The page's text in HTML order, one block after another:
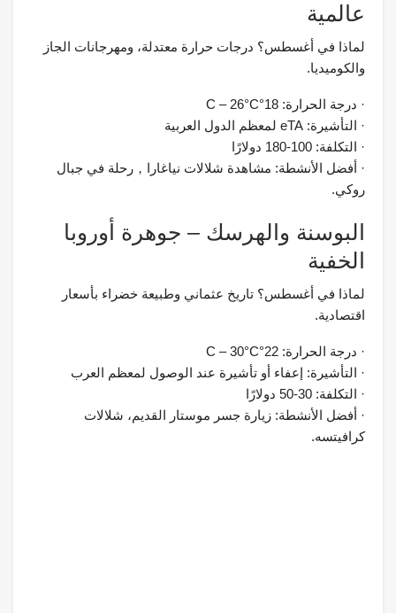
عالمية
لماذا في أغسطس؟ درجات حرارة معتدلة، ومهرجانات الجاز
والكوميديا.
· درجة الحرارة: 18°C – 26°C
· التأشيرة: eTA لمعظم الدول العربية
· التكلفة: 100-180 دولارًا
· أفضل الأنشطة: مشاهدة شلالات نياغارا，رحلة في جبال
روكي.
البوسنة والهرسك – جوهرة أوروبا
الخفية
لماذا في أغسطس؟ تاريخ عثماني وطبيعة خضراء بأسعار
اقتصادية.
· درجة الحرارة: 22°C – 30°C
· التأشيرة: إعفاء أو تأشيرة عند الوصول لمعظم العرب
· التكلفة: 30-50 دولارًا
· أفضل الأنشطة: زيارة جسر موستار القديم، شلالات
كرافيتسه.